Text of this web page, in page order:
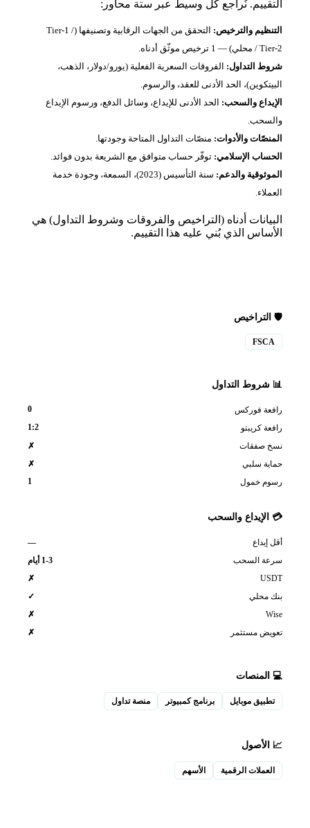
التقييم. نُراجع كل وسيط عبر ستة محاور:
التنظيم والترخيص:
التحقق من الجهات الرقابية وتصنيفها (Tier‑1 /
Tier‑2 / محلي) — 1 ترخيص موثّق أدناه.
شروط التداول: الفروقات السعرية الفعلية (يورو/دولار، الذهب،
البيتكوين)، الحد الأدنى للعقد، والرسوم.
الإيداع والسحب: الحد الأدنى للإيداع، وسائل الدفع، ورسوم الإيداع
والسحب.
المنصّات والأدوات: منصّات التداول المتاحة وجودتها.
الحساب الإسلامي: توفّر حساب متوافق مع الشريعة بدون فوائد.
الموثوقية والدعم:
سنة التأسيس (2023)، السمعة، وجودة خدمة
العملاء.
البيانات أدناه (التراخيص والفروقات وشروط التداول) هي
الأساس الذي بُني عليه هذا التقييم.
🛡️ التراخيص
FSCA
📊 شروط التداول
رافعة فوركس
0
رافعة كريبتو
1:2
نسخ صفقات
✗
حماية سلبي
✗
رسوم خمول
1
💳 الإيداع والسحب
أقل إيداع
—
سرعة السحب
1-3 أيام
USDT
✗
بنك محلي
✓
Wise
✗
تعويض مستثمر
✗
💻 المنصات
تطبيق موبايل برنامج كمبيوتر منصة تداول
📈 الأصول
العملات الرقمية الأسهم